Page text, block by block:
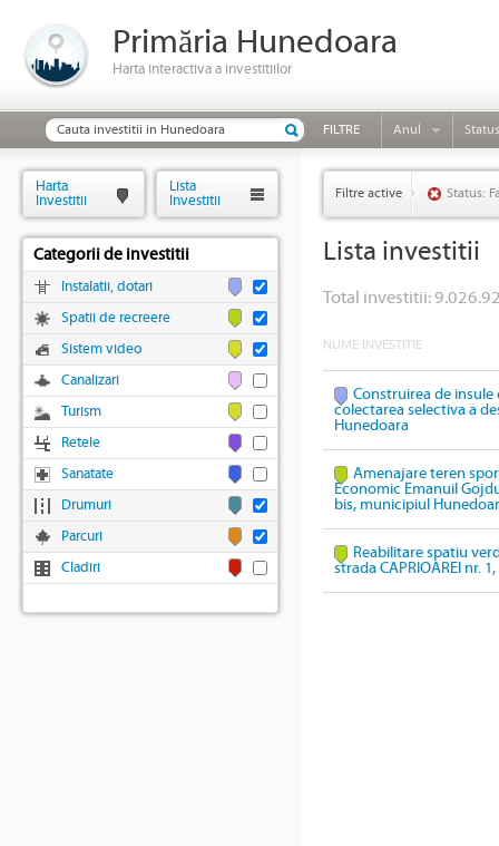
Primăria Hunedoara
Harta interactiva a investitiilor
FILTRE Anul Status
Filtre active Status:
Lista investitii
Total investitii:
NUME INVESTITIE
Construirea de
colectarea selectiva a
Hunedoara
Amenajare teren
Economic Emanuil
bis, municipiul
Reabilitare spatiu
strada CAPRIOAREI nr.
Harta
Investitii
Lista
Investitii
Categorii de investitii
Instalatii, dotari
Spatii de recreere
Sistem video
Canalizari
Turism
Retele
Sanatate
Drumuri
Parcuri
Cladiri